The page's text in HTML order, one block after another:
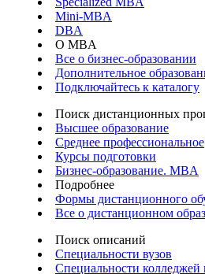
Mini-MBA
DBA
О MBA
Все о бизнес-образовании
Дополнительное
Подключайтесь к каталогу
Поиск дистанционных
Высшее образование
Среднее профессиональное
Курсы подготовки
Бизнес-образование. MBA
Подробнее
Формы дистанционного
Все о дистанционном
Поиск описаний
Специальности вузов
Специальности колледжей